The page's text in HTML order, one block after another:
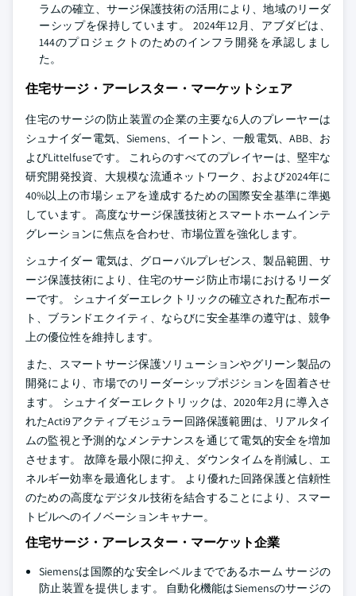
ラムの確立、サージ保護技術の活用により、地域のリーダ
ーシップを保持しています。 2024年12月、アブダビは、
144のプロジェクトのためのインフラ開発を承認しまし
た。
住宅サージ・アーレスター・マーケットシェア
住宅のサージの防止装置の企業の主要な6人のプレーヤーは
シュナイダー電気、Siemens、イートン、一般電気、ABB、お
よびLittelfuseです。 これらのすべてのプレイヤーは、堅牢な
研究開発投資、大規模な流通ネットワーク、および2024年に
40%以上の市場シェアを達成するための国際安全基準に準拠
しています。 高度なサージ保護技術とスマートホームインテ
グレーションに焦点を合わせ、市場位置を強化します。
シュナイダー 電気は、グローバルプレゼンス、製品範囲、サ
ージ保護技術により、住宅のサージ防止市場におけるリーダ
ーです。 シュナイダーエレクトリックの確立された配布ポー
ト、ブランドエクイティ、ならびに安全基準の遵守は、競争
上の優位性を維持します。
また、スマートサージ保護ソリューションやグリーン製品の
開発により、市場でのリーダーシップポジションを固着させ
ます。 シュナイダーエレクトリックは、2020年2月に導入さ
れたActi9アクティブモジュラー回路保護範囲は、リアルタイ
ムの監視と予測的なメンテナンスを通じて電気的安全を増加
させます。 故障を最小限に抑え、ダウンタイムを削減し、エ
ネルギー効率を最適化します。 より優れた回路保護と信頼性
のための高度なデジタル技術を結合することにより、スマー
トビルへのイノベーションキャナー。
住宅サージ・アーレスター・マーケット企業
Siemensは国際的な安全レベルまでであるホーム サージの
防止装置を提供します。 自動化機能はSiemensのサージの